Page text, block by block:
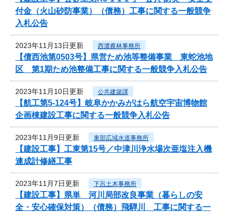
付金（火山砂防事業）（債務）工事に関する一般競争
入札公告
2023年11月13日更新 西濃農林事務所
【債西池第0503号】県営ため池等整備事業 東蛇池地
区 第1期ため池整備工事に関する一般競争入札公告
2023年11月10日更新 公共建築課
【航工第5-124号】岐阜かかみがはら航空宇宙博物館
企画棟建設工事に関する一般競争入札公告
2023年11月9日更新 東部広域水道事務所
【建設工事】工東第15号／中津川浄水場次亜塩注入機
連成計修繕工事
2023年11月7日更新 下呂土木事務所
【建設工事】県単 河川局部改良事業（暮らしの安
全・安心確保対策）（債務）飛騨川 工事に関する一